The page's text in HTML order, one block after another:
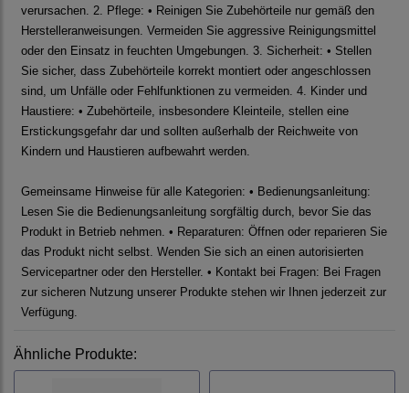
verursachen. 2. Pflege: • Reinigen Sie Zubehörteile nur gemäß den
Herstelleranweisungen. Vermeiden Sie aggressive Reinigungsmittel
oder den Einsatz in feuchten Umgebungen. 3. Sicherheit: • Stellen
Sie sicher, dass Zubehörteile korrekt montiert oder angeschlossen
sind, um Unfälle oder Fehlfunktionen zu vermeiden. 4. Kinder und
Haustiere: • Zubehörteile, insbesondere Kleinteile, stellen eine
Erstickungsgefahr dar und sollten außerhalb der Reichweite von
Kindern und Haustieren aufbewahrt werden.
Gemeinsame Hinweise für alle Kategorien: • Bedienungsanleitung:
Lesen Sie die Bedienungsanleitung sorgfältig durch, bevor Sie das
Produkt in Betrieb nehmen. • Reparaturen: Öffnen oder reparieren Sie
das Produkt nicht selbst. Wenden Sie sich an einen autorisierten
Servicepartner oder den Hersteller. • Kontakt bei Fragen: Bei Fragen
zur sicheren Nutzung unserer Produkte stehen wir Ihnen jederzeit zur
Verfügung.
Ähnliche Produkte: